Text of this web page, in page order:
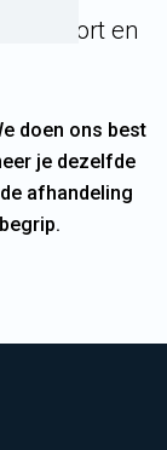
hoort en
doen ons best
je dezelfde
afhandeling